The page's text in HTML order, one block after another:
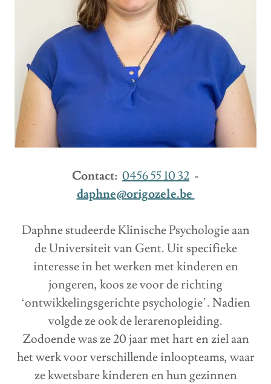
Contact: 0456 55 10 32 -
daphne@origozele.be
Daphne studeerde Klinische Psychologie aan
de Universiteit van Gent. Uit specifieke
interesse in het werken met kinderen en
jongeren, koos ze voor de richting
‘ontwikkelingsgerichte psychologie’. Nadien
volgde ze ook de lerarenopleiding.
Zodoende was ze 20 jaar met hart en ziel aan
het werk voor verschillende inloopteams, waar
ze kwetsbare kinderen en hun gezinnen